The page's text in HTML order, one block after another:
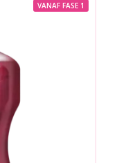
VANAF FASE 1